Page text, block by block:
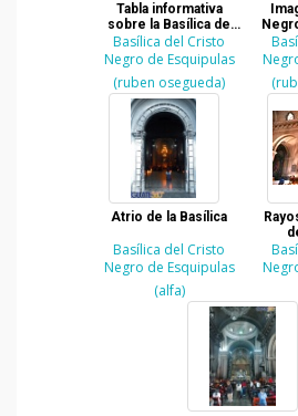
Tabla informativa
sobre la Basílica de
Esquipulas
Basílica del Cristo
Negro de Esquipulas
(ruben osegueda)
Atrio de la Basílica
Basílica del Cristo
Negro de Esquipulas
(alfa)